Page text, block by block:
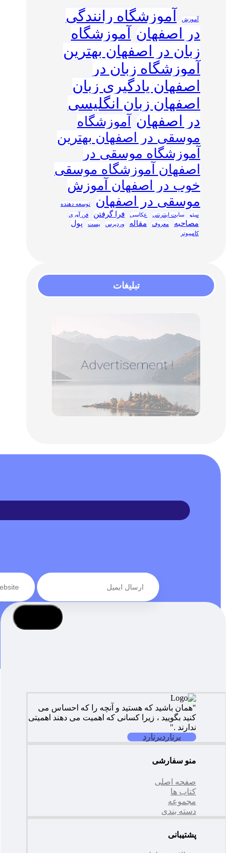
آموزش
آموزشگاه رانندگی
در اصفهان
آموزشگاه
زبان در اصفهان بهترین
آموزشگاه زبان در
اصفهان یادگیری زبان
اصفهان زبان انگلیسی
در اصفهان
آموزشگاه
موسقی در اصفهان بهترین
آموزشگاه موسقی در
اصفهان آموزشگاه موسقی
خوب در اصفهان آموزش
موسقی در اصفهان
توسعه دهنده
سئو
سایت اینترنتی عکاسی فرا گرفتن فن آوری
مصاحبه معروف مقاله وردپرس پست پول
کامپیوتر
تبلیغات
"همان باشید که هستید و آنچه را که احساس می
کنید بگویید ، زیرا کسانی که اهمیت می دهند اهمیتی
ندارند ."
برناردبرنارد
منو سفارشی
صفحه اصلی
کتاب ها
مجموعه
دسته بندی
پشتیبانی